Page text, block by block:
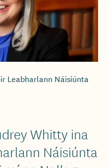
Leabharlann Náisiúnta
Whitty ina
Náisiúnta